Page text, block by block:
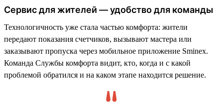
Сервис для жителей — удобство для команды
Технологичность уже стала частью комфорта: жители
передают показания счетчиков, вызывают мастера или
заказывают пропуска через мобильное приложение Sminex.
Команда Службы комфорта видит, кто, когда и с какой
проблемой обратился и на каком этапе находится решение.